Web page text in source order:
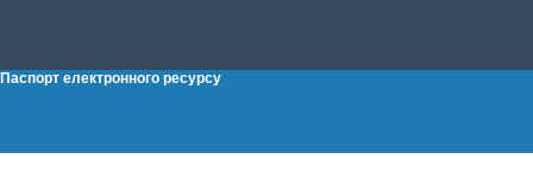
Паспорт електронного ресурсу